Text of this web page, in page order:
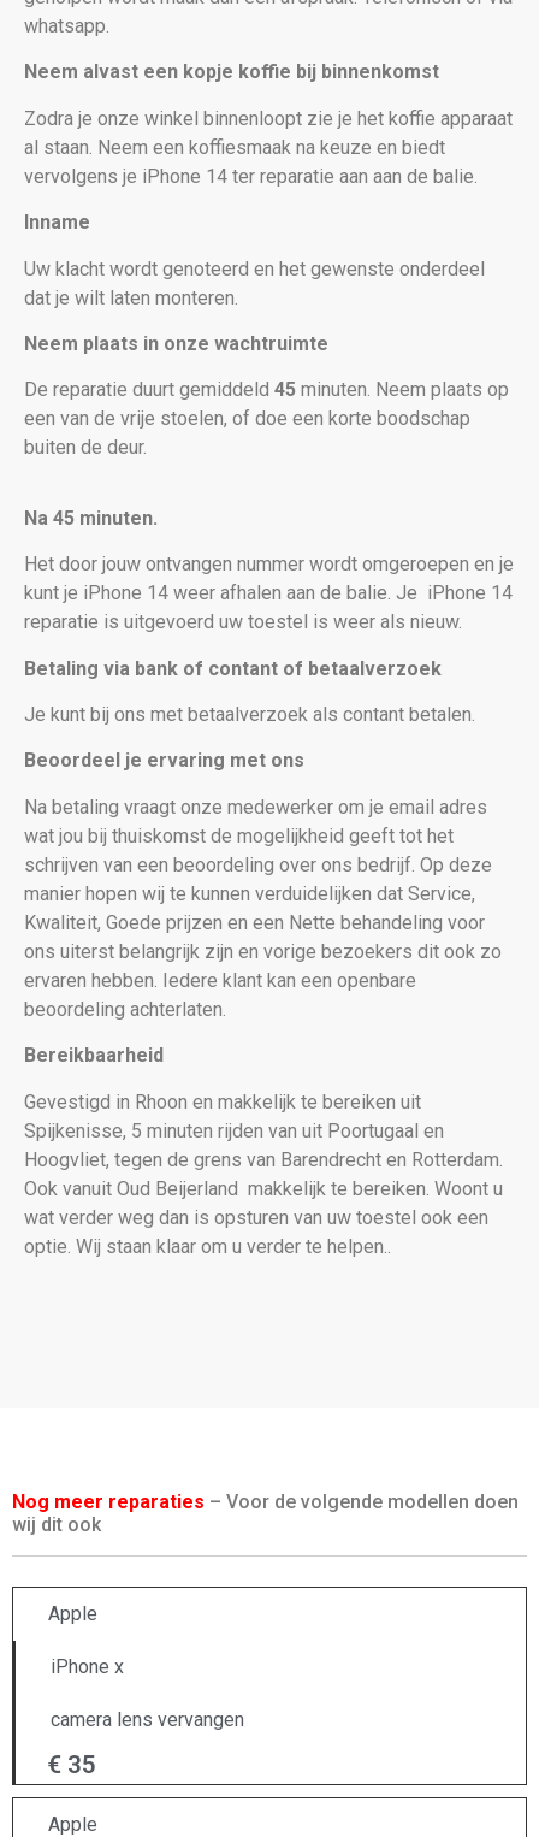
whatsapp.
Neem alvast een kopje koffie bij binnenkomst
Zodra je onze winkel binnenloopt zie je het koffie apparaat
al staan. Neem een koffiesmaak na keuze en biedt
vervolgens je iPhone 14 ter reparatie aan aan de balie.
Inname
Uw klacht wordt genoteerd en het gewenste onderdeel
dat je wilt laten monteren.
Neem plaats in onze wachtruimte
De reparatie duurt gemiddeld 45 minuten. Neem plaats op
een van de vrije stoelen, of doe een korte boodschap
buiten de deur.
Na 45 minuten.
Het door jouw ontvangen nummer wordt omgeroepen en je
kunt je iPhone 14 weer afhalen aan de balie. Je iPhone 14
reparatie is uitgevoerd uw toestel is weer als nieuw.
Betaling via bank of contant of betaalverzoek
Je kunt bij ons met betaalverzoek als contant betalen.
Beoordeel je ervaring met ons
Na betaling vraagt onze medewerker om je email adres
wat jou bij thuiskomst de mogelijkheid geeft tot het
schrijven van een beoordeling over ons bedrijf. Op deze
manier hopen wij te kunnen verduidelijken dat Service,
Kwaliteit, Goede prijzen en een Nette behandeling voor
ons uiterst belangrijk zijn en vorige bezoekers dit ook zo
ervaren hebben. Iedere klant kan een openbare
beoordeling achterlaten.
Bereikbaarheid
Gevestigd in Rhoon en makkelijk te bereiken uit
Spijkenisse, 5 minuten rijden van uit Poortugaal en
Hoogvliet, tegen de grens van Barendrecht en Rotterdam.
Ook vanuit Oud Beijerland makkelijk te bereiken. Woont u
wat verder weg dan is opsturen van uw toestel ook een
optie. Wij staan klaar om u verder te helpen..
Nog meer reparaties – Voor de volgende modellen doen
wij dit ook
Apple
iPhone x
camera lens vervangen
€ 35
Apple